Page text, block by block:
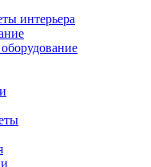
интерьера